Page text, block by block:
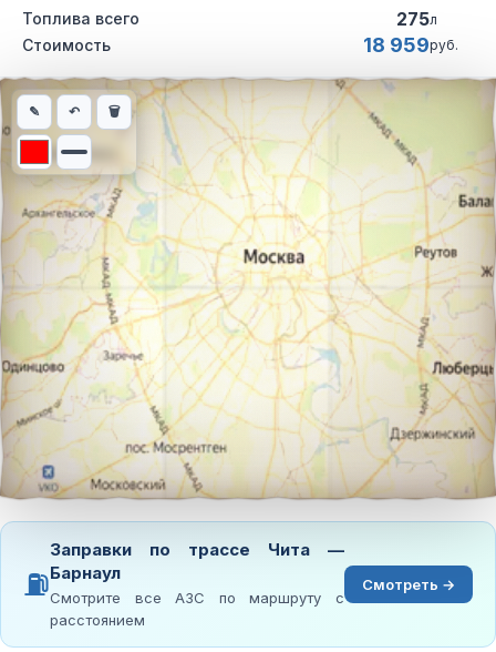
Топлива всего 275л
Стоимость 18 959руб.
Интерактивная карта автомобильного маршрута из города
✎ ↶ 🗑
⛽
Заправки по трассе Чита —
Барнаул
Смотрите все АЗС по маршруту с
расстоянием
Смотреть →